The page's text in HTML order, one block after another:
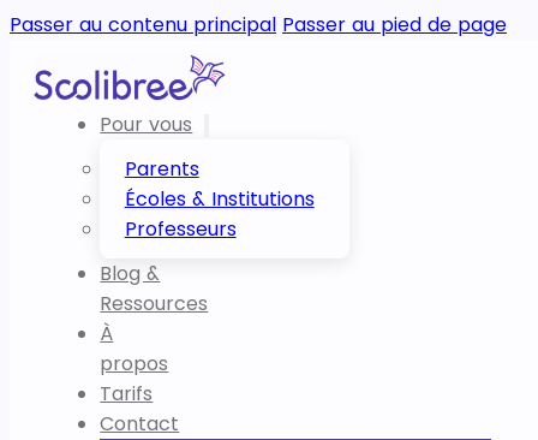
Passer au contenu principal Passer au pied de page
Pour vous
Parents
Écoles & Institutions
Professeurs
Blog &
Ressources
À
propos
Tarifs
Contact